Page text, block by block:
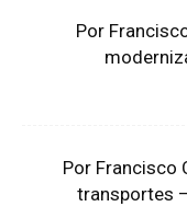
Por
Por Francisco
transportes